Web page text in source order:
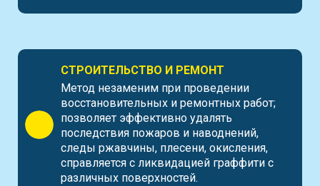
СТРОИТЕЛЬСТВО И РЕМОНТ
Метод незаменим при проведении
восстановительных и ремонтных работ;
позволяет эффективно удалять
последствия пожаров и наводнений,
следы ржавчины, плесени, окисления,
справляется с ликвидацией граффити с
различных поверхностей.